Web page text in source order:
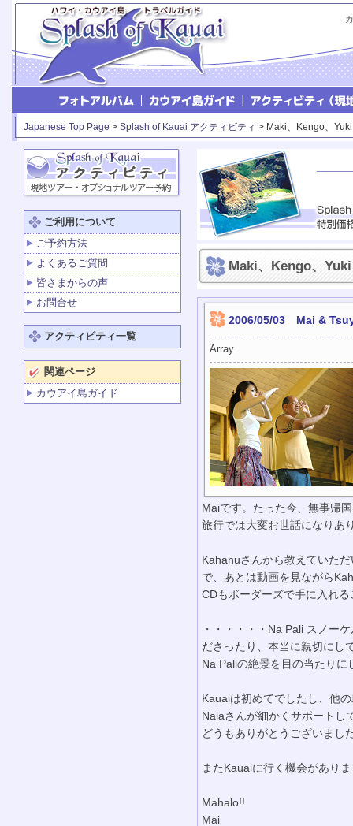
Japanese Top Page > Splash of Kauai アクティビティ > Maki、Kengo、
ご利用について
ご予約方法
よくあるご質問
皆さまからの声
お問合せ
アクティビティ一覧
関連ページ
カウアイ島ガイド
Maki、Kengo、
2006/05/03 Mai &
Array
Maiです。たった今、無事帰
旅行では大変お世話になりあ
Kahanuさんから教えていた
で、あとは動画を見ながら
CDもボーダーズで手に入れ
・・・・・・Na Pali スノー
ださったり、本当に親切にし
Na Paliの絶景を目の当たり
Kauaiは初めてでしたし、他
Naiaさんが細かくサポートし
どうもありがとうございまし
またKauaiに行く機会があり
Mahalo!!
Mai